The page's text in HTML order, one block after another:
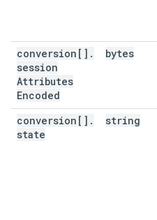
conversion[] .
session
Attributes
Encoded
bytes
conversion[] .
state
string